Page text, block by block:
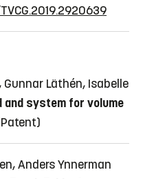
Läthén, Isabelle
and system for volume
Anders Ynnerman